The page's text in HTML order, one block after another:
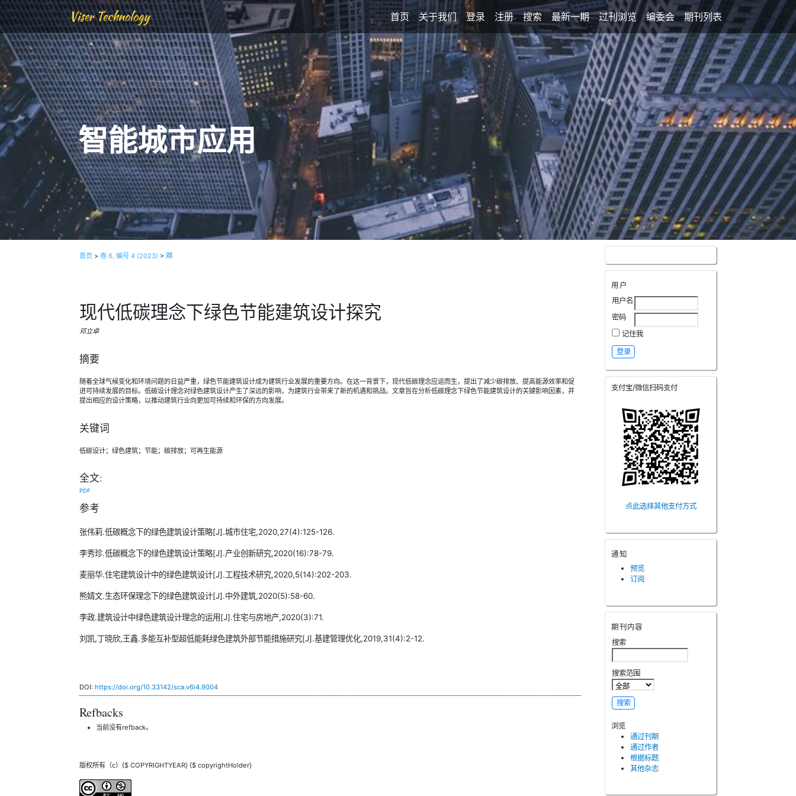
Viser Technology 首页 关于我们 登录 注册 搜索 最新一期 过刊浏览 编委会 期刊列表
智能城市应用
用户
用户名
密码
记住我
支付宝/微信扫码支付
点此选择其他支付方式
通知
预览
订阅
期刊内容
搜索
搜索范围
浏览
通过刊期
通过作者
根据标题
其他杂志
首页 >卷 6, 编号 4 (2023) >邓
现代低碳理念下绿色节能建筑设计探究
邓立卓
摘要
随着全球气候变化和环境问题的日益严重，绿色节能建筑设计成为建筑行业发展的重要方向。在这一背景下，现代低碳理念应运而生，提出了减少碳排放、提高能源效率和促
进可持续发展的目标。低碳设计理念对绿色建筑设计产生了深远的影响，为建筑行业带来了新的机遇和挑战。文章旨在分析低碳理念下绿色节能建筑设计的关键影响因素，并
提出相应的设计策略，以推动建筑行业向更加可持续和环保的方向发展。
关键词
低碳设计；绿色建筑；节能；碳排放；可再生能源
全文:
PDF
参考
张伟莉.低碳概念下的绿色建筑设计策略[J].城市住宅,2020,27(4):125-126.
李秀珍.低碳概念下的绿色建筑设计策略[J].产业创新研究,2020(16):78-79.
麦丽华.住宅建筑设计中的绿色建筑设计[J].工程技术研究,2020,5(14):202-203.
熊婧文.生态环保理念下的绿色建筑设计[J].中外建筑,2020(5):58-60.
李政.建筑设计中绿色建筑设计理念的运用[J].住宅与房地产,2020(3):71.
刘凯,丁晓欣,王鑫.多能互补型超低能耗绿色建筑外部节能措施研究[J].基建管理优化,2019,31(4):2-12.
DOI:https://doi.org/10.33142/sca.v6i4.9004
Refbacks
当前没有refback。
版权所有（c）{$ COPYRIGHTYEAR} {$ copyrightHolder}